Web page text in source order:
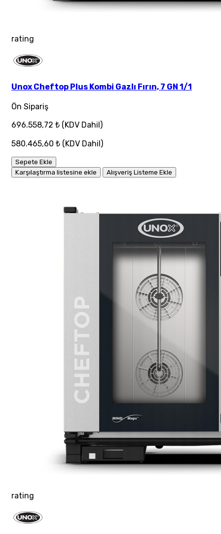
rating
Unox Cheftop Plus Kombi Gazlı Fırın, 7 GN 1/1
Ön Sipariş
696.558,72 ₺ (KDV Dahil)
580.465,60 ₺ (KDV Dahil)
Sepete Ekle
Karşılaştırma listesine ekle
Alışveriş Listeme Ekle
rating